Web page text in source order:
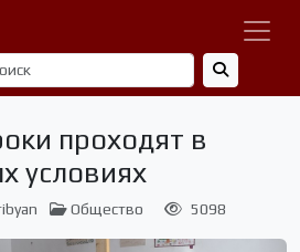
проходят в
условиях
Общество 5098